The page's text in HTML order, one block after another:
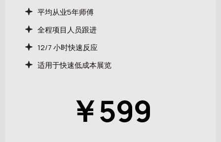
平均从业5年师傅
全程项目人员跟进
12/7 小时快速反应
适用于快速低成本展览
￥599